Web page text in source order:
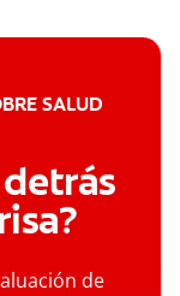
SALUD
de